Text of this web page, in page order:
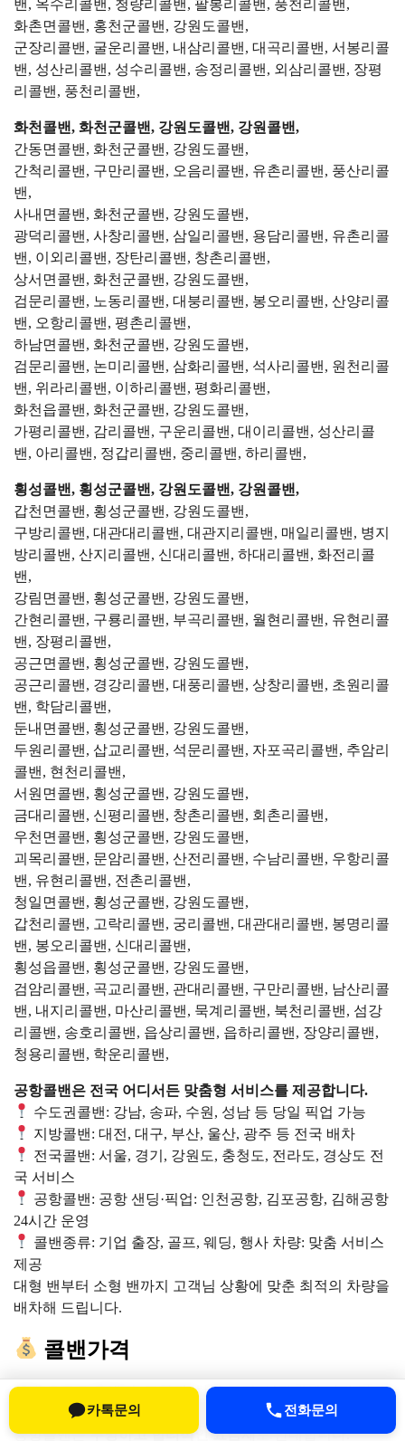
밴, 옥수리콜밴, 청량리콜밴, 팔봉리콜밴, 풍천리콜밴,
화촌면콜밴, 홍천군콜밴, 강원도콜밴,
군장리콜밴, 굴운리콜밴, 내삼리콜밴, 대곡리콜밴, 서봉리콜
밴, 성산리콜밴, 성수리콜밴, 송정리콜밴, 외삼리콜밴, 장평
리콜밴, 풍천리콜밴,
화천콜밴, 화천군콜밴, 강원도콜밴, 강원콜밴,
간동면콜밴, 화천군콜밴, 강원도콜밴,
간척리콜밴, 구만리콜밴, 오음리콜밴, 유촌리콜밴, 풍산리콜
밴,
사내면콜밴, 화천군콜밴, 강원도콜밴,
광덕리콜밴, 사창리콜밴, 삼일리콜밴, 용담리콜밴, 유촌리콜
밴, 이외리콜밴, 장탄리콜밴, 창촌리콜밴,
상서면콜밴, 화천군콜밴, 강원도콜밴,
검문리콜밴, 노동리콜밴, 대붕리콜밴, 봉오리콜밴, 산양리콜
밴, 오항리콜밴, 평촌리콜밴,
하남면콜밴, 화천군콜밴, 강원도콜밴,
검문리콜밴, 논미리콜밴, 삼화리콜밴, 석사리콜밴, 원천리콜
밴, 위라리콜밴, 이하리콜밴, 평화리콜밴,
화천읍콜밴, 화천군콜밴, 강원도콜밴,
가평리콜밴, 감리콜밴, 구운리콜밴, 대이리콜밴, 성산리콜
밴, 아리콜밴, 정갑리콜밴, 중리콜밴, 하리콜밴,
횡성콜밴, 횡성군콜밴, 강원도콜밴, 강원콜밴,
갑천면콜밴, 횡성군콜밴, 강원도콜밴,
구방리콜밴, 대관대리콜밴, 대관지리콜밴, 매일리콜밴, 병지
방리콜밴, 산지리콜밴, 신대리콜밴, 하대리콜밴, 화전리콜
밴,
강림면콜밴, 횡성군콜밴, 강원도콜밴,
간현리콜밴, 구룡리콜밴, 부곡리콜밴, 월현리콜밴, 유현리콜
밴, 장평리콜밴,
공근면콜밴, 횡성군콜밴, 강원도콜밴,
공근리콜밴, 경강리콜밴, 대풍리콜밴, 상창리콜밴, 초원리콜
밴, 학담리콜밴,
둔내면콜밴, 횡성군콜밴, 강원도콜밴,
두원리콜밴, 삽교리콜밴, 석문리콜밴, 자포곡리콜밴, 추암리
콜밴, 현천리콜밴,
서원면콜밴, 횡성군콜밴, 강원도콜밴,
금대리콜밴, 신평리콜밴, 창촌리콜밴, 회촌리콜밴,
우천면콜밴, 횡성군콜밴, 강원도콜밴,
괴목리콜밴, 문암리콜밴, 산전리콜밴, 수남리콜밴, 우항리콜
밴, 유현리콜밴, 전촌리콜밴,
청일면콜밴, 횡성군콜밴, 강원도콜밴,
갑천리콜밴, 고락리콜밴, 궁리콜밴, 대관대리콜밴, 봉명리콜
밴, 봉오리콜밴, 신대리콜밴,
횡성읍콜밴, 횡성군콜밴, 강원도콜밴,
검암리콜밴, 곡교리콜밴, 관대리콜밴, 구만리콜밴, 남산리콜
밴, 내지리콜밴, 마산리콜밴, 묵계리콜밴, 북천리콜밴, 섬강
리콜밴, 송호리콜밴, 읍상리콜밴, 읍하리콜밴, 장양리콜밴,
청용리콜밴, 학운리콜밴,
공항콜밴은 전국 어디서든 맞춤형 서비스를 제공합니다.
수도권콜밴: 강남, 송파, 수원, 성남 등 당일 픽업 가능
지방콜밴: 대전, 대구, 부산, 울산, 광주 등 전국 배차
전국콜밴: 서울, 경기, 강원도, 충청도, 전라도, 경상도 전
국 서비스
공항콜밴: 공항 샌딩·픽업: 인천공항, 김포공항, 김해공항
24시간 운영
콜밴종류: 기업 출장, 골프, 웨딩, 행사 차량: 맞춤 서비스
제공
대형 밴부터 소형 밴까지 고객님 상황에 맞춘 최적의 차량을
배차해 드립니다.
콜밴가격
콜밴 요금은 출발지, 도착지, 차량 크기, 시간대에 따라 달라
공항콜밴은투명하고 합리적인 요금제로 안내합니다.
카톡문의 전화문의